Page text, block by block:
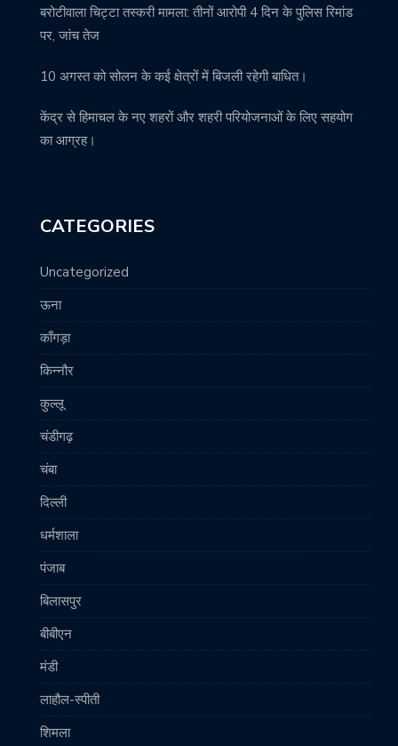
बरोटीवाला चिट्टा तस्करी मामला: तीनों आरोपी 4 दिन के पुलिस रिमांड
पर, जांच तेज
10 अगस्त को सोलन के कई क्षेत्रों में बिजली रहेगी बाधित।
केंद्र से हिमाचल के नए शहरों और शहरी परियोजनाओं के लिए सहयोग
का आग्रह।
CATEGORIES
Uncategorized
ऊना
काँगड़ा
किन्नौर
कुल्लू
चंडीगढ़
चंबा
दिल्ली
धर्मशाला
पंजाब
बिलासपुर
बीबीएन
मंडी
लाहौल-स्पीती
शिमला